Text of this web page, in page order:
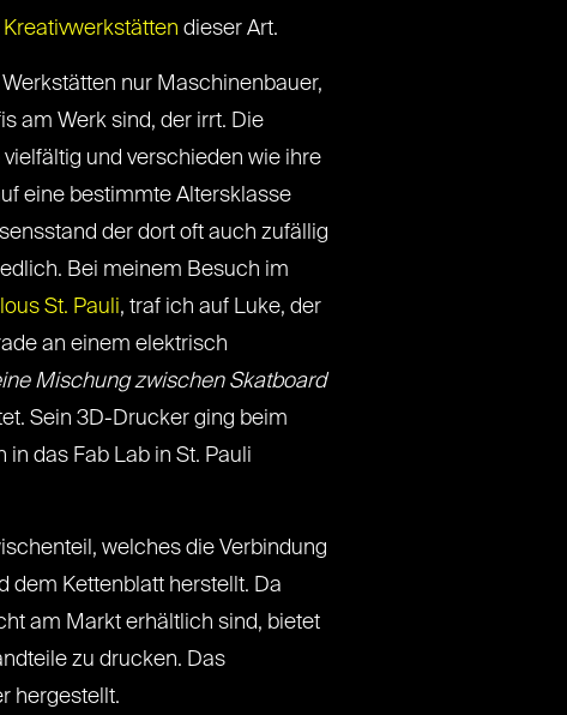
dieser Art.
nur Maschinenbauer,
am Werk sind, der irrt. Die
und verschieden wie ihre
eine bestimmte Altersklasse
der dort oft auch zufällig
Bei meinem Besuch im
St. Pauli, traf ich auf Luke, der
an einem elektrisch
Mischung zwischen Skatboard
Sein 3D-Drucker ging beim
das Fab Lab in St. Pauli
welches die Verbindung
dem Kettenblatt herstellt. Da
am Markt erhältlich sind, bietet
zu drucken. Das
hergestellt.